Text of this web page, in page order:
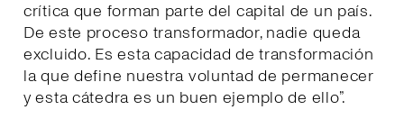
crítica que forman parte del capital de un país.
De este proceso transformador, nadie queda
excluido. Es esta capacidad de transformación
la que define nuestra voluntad de permanecer
y esta cátedra es un buen ejemplo de ello”.